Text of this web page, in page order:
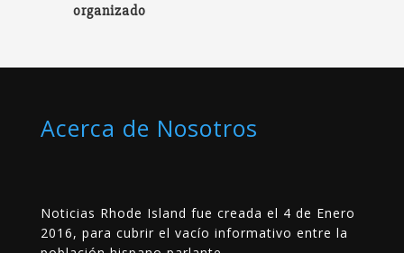
organizado
Acerca de Nosotros
Noticias Rhode Island fue creada el 4 de Enero
2016, para cubrir el vacío informativo entre la